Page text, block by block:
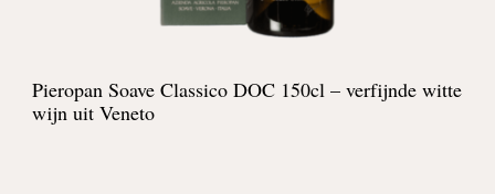
Pieropan Soave Classico DOC 150cl – verfijnde witte
wijn uit Veneto